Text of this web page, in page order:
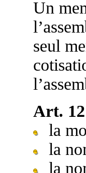
Un
seul
Art. 12
la
la
la